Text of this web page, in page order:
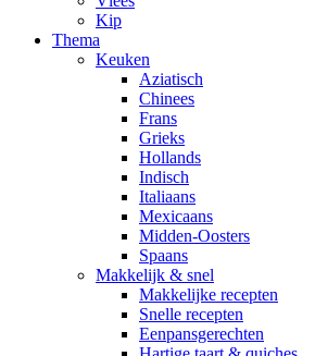
Kip
Thema
Keuken
Aziatisch
Chinees
Frans
Grieks
Hollands
Indisch
Italiaans
Mexicaans
Midden-Oosters
Spaans
Makkelijk & snel
Makkelijke recepten
Snelle recepten
Eenpansgerechten